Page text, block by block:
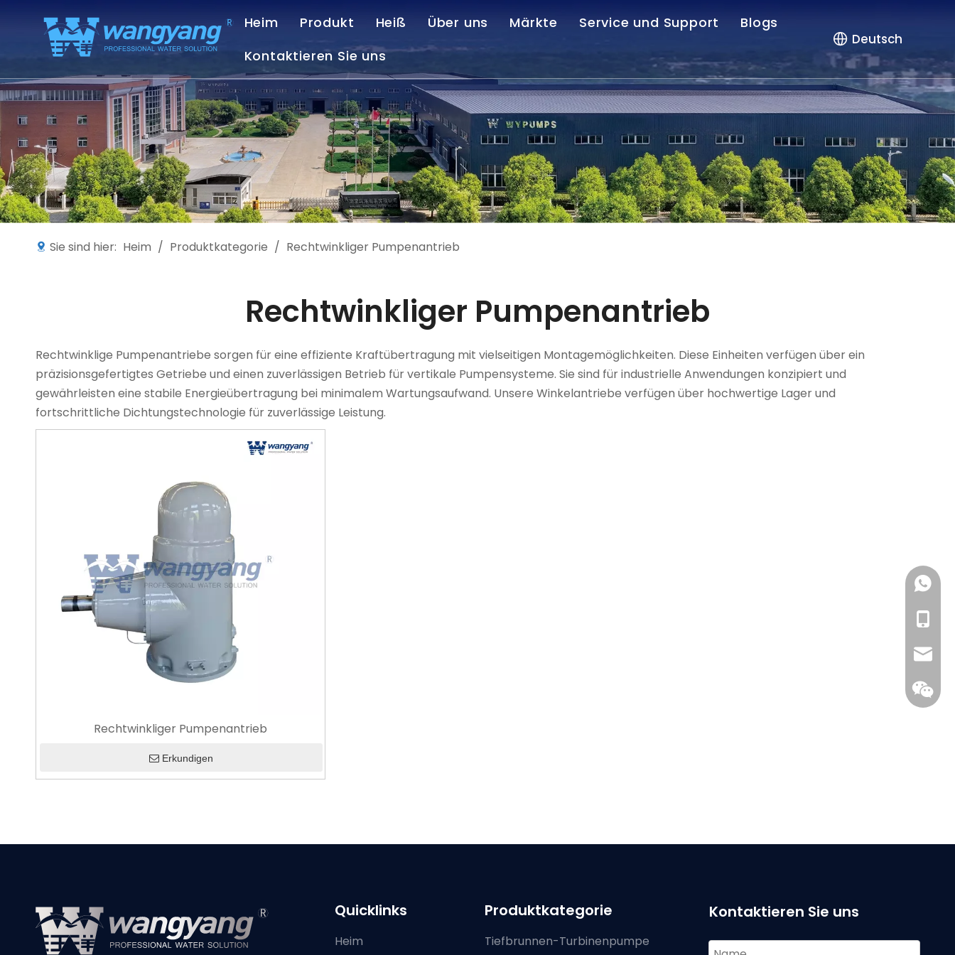
Heim Produkt
Tiefbrunnen-Turbinenpumpe
Horizontale Kreiselpumpe
Abwasserbehandlungsausrüstung
Feuerlöschpumpe
Rechtwinkliger Pumpenantrieb
Vertikaler Hohlwellenmotor
Heiß
Vertikale Turbinenpumpe
Ende der Saugpumpe
Über uns
Unser Unternehmen
Standardisierter Service
Maßgeschneiderter Service
Märkte Service und Support
Kundendienst
Fälle
Herunterladen
Blogs
Unternehmensnachrichten
Branchennachrichten
Kontaktieren Sie uns
Deutsch
Sie sind hier: Heim / Produktkategorie / Rechtwinkliger Pumpenantrieb
Rechtwinkliger Pumpenantrieb
Rechtwinklige Pumpenantriebe sorgen für eine effiziente Kraftübertragung mit vielseitigen Montagemöglichkeiten. Diese Einheiten verfügen über ein
präzisionsgefertigtes Getriebe und einen zuverlässigen Betrieb für vertikale Pumpensysteme. Sie sind für industrielle Anwendungen konzipiert und
gewährleisten eine stabile Energieübertragung bei minimalem Wartungsaufwand. Unsere Winkelantriebe verfügen über hochwertige Lager und
fortschrittliche Dichtungstechnologie für zuverlässige Leistung.
Rechtwinkliger Pumpenantrieb
Erkundigen
Quicklinks
Heim
Produktkategorie
Tiefbrunnen-Turbinenpumpe
Kontaktieren Sie uns
+86